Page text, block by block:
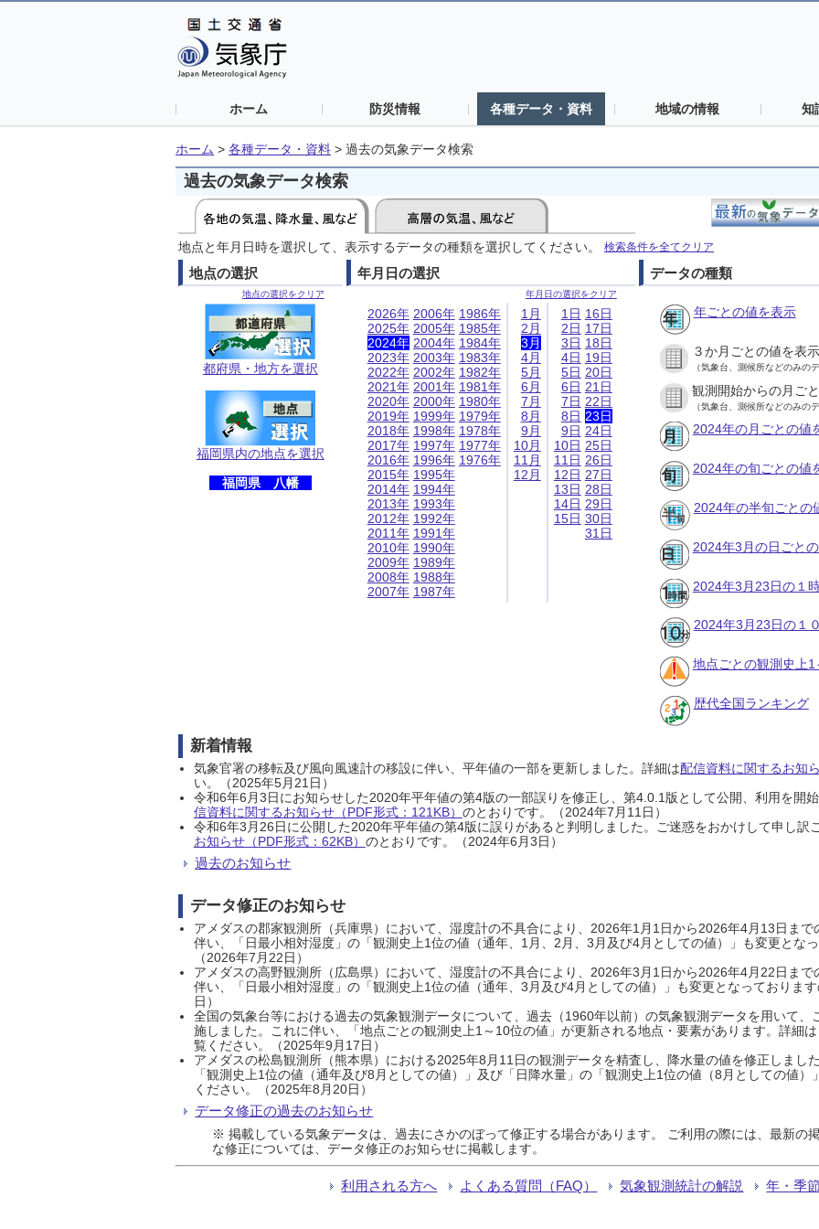
ホーム 防災情報 各種データ・資料 地域の情報 知
ホーム > 各種データ・資料 > 過去の気象データ検索
過去の気象データ検索
地点と年月日時を選択して、表示するデータの種類を選択してください。 検索条件を全てクリア
地点の選択
地点の選択をクリア
都府県・地方を選択
福岡県内の地点を選択
福岡県 八幡
年月日の選択
年月日の選択をクリア
2026年
2025年
2024年
2023年
2022年
2021年
2020年
2019年
2018年
2017年
2016年
2015年
2014年
2013年
2012年
2011年
2010年
2009年
2008年
2007年
2006年
2005年
2004年
2003年
2002年
2001年
2000年
1999年
1998年
1997年
1996年
1995年
1994年
1993年
1992年
1991年
1990年
1989年
1988年
1987年
1986年
1985年
1984年
1983年
1982年
1981年
1980年
1979年
1978年
1977年
1976年
1月
2月
3月
4月
5月
6月
7月
8月
9月
10月
11月
12月
1日
2日
3日
4日
5日
6日
7日
8日
9日
10日
11日
12日
13日
14日
15日
16日
17日
18日
19日
20日
21日
22日
23日
24日
25日
26日
27日
28日
29日
30日
31日
データの種類
年ごとの値を表示
３か月ごとの値を表示
（気象台、測候所などのみの
観測開始からの月ご
（気象台、測候所などのみの
2024年の月ごとの値
2024年の旬ごとの値
2024年の半旬ごとの
2024年3月の日ごと
2024年3月23日の１
2024年3月23日の１
地点ごとの観測史上1
歴代全国ランキング
新着情報
気象官署の移転及び風向風速計の移設に伴い、平年値の一部を更新しました。詳細は配信資料に関するお知
い。（2025年5月21日）
令和6年6月3日にお知らせした2020年平年値の第4版の一部誤りを修正し、第4.0.1版として公開、利用を開
信資料に関するお知らせ（PDF形式：121KB） のとおりです。（2024年7月11日）
令和6年3月26日に公開した2020年平年値の第4版に誤りがあると判明しました。ご迷惑をおかけして申し訳
お知らせ（PDF形式：62KB） のとおりです。（2024年6月3日）
過去のお知らせ
データ修正のお知らせ
アメダスの郡家観測所（兵庫県）において、湿度計の不具合により、2026年1月1日から2026年4月13日ま
伴い、「日最小相対湿度」の「観測史上1位の値（通年、1月、2月、3月及び4月としての値）」も変更とな
（2026年7月22日）
アメダスの高野観測所（広島県）において、湿度計の不具合により、2026年3月1日から2026年4月22日ま
伴い、「日最小相対湿度」の「観測史上1位の値（通年、3月及び4月としての値）」も変更となっておりま
日）
全国の気象台等における過去の気象観測データについて、過去（1960年以前）の気象観測データを用いて
施しました。これに伴い、「地点ごとの観測史上1～10位の値」が更新される地点・要素があります。詳細は
覧ください。（2025年9月17日）
アメダスの松島観測所（熊本県）における2025年8月11日の観測データを精査し、降水量の値を修正しまし
「観測史上1位の値（通年及び8月としての値）」及び「日降水量」の「観測史上1位の値（8月としての値
ください。（2025年8月20日）
データ修正の過去のお知らせ
※ 掲載している気象データは、過去にさかのぼって修正する場合があります。 ご利用の際には、最新の
な修正については、データ修正のお知らせに掲載します。
利用される方へ よくある質問（FAQ） 気象観測統計の解説 年・季